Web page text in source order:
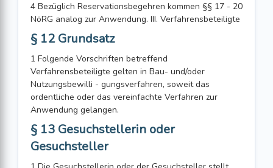
4 Bezüglich Reservationsbegehren kommen §§ 17 - 20
NöRG analog zur Anwendung. III. Verfahrensbeteiligte
§ 12 Grundsatz
1 Folgende Vorschriften betreffend
Verfahrensbeteiligte gelten in Bau- und/oder
Nutzungsbewilli - gungsverfahren, soweit das
ordentliche oder das vereinfachte Verfahren zur
Anwendung gelangen.
§ 13 Gesuchstellerin oder
Gesuchsteller